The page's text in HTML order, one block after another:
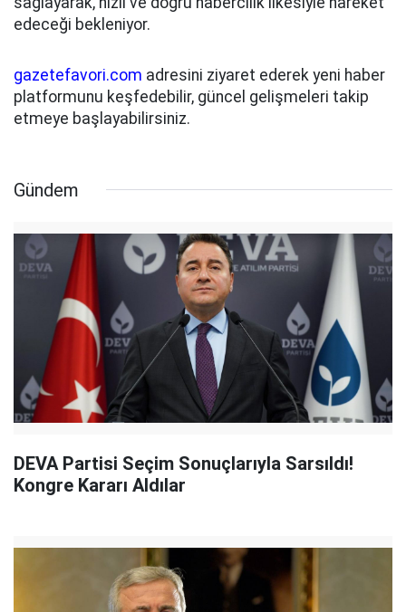
edeceği bekleniyor.
gazetefavori.com adresini ziyaret ederek yeni haber
platformunu keşfedebilir, güncel gelişmeleri takip
etmeye başlayabilirsiniz.
Gündem
DEVA Partisi Seçim Sonuçlarıyla Sarsıldı!
Kongre Kararı Aldılar